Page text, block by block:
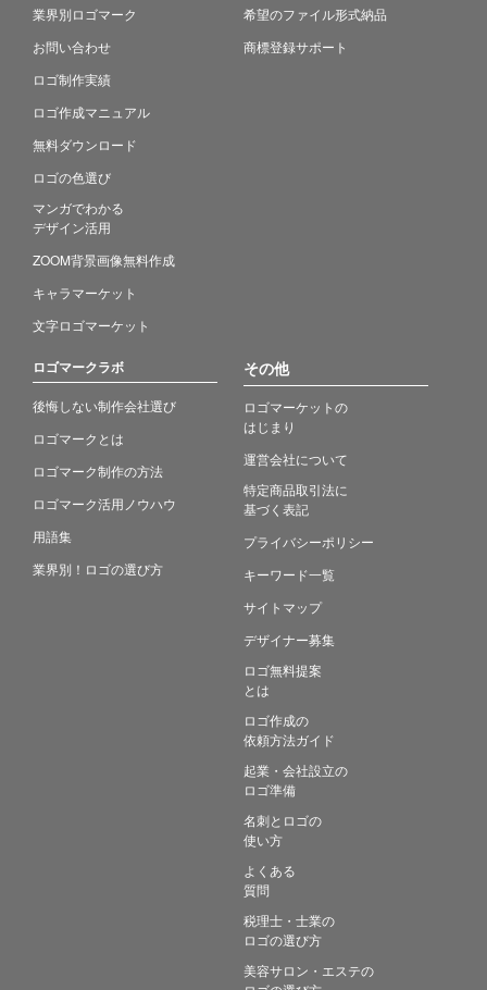
業界別ロゴマーク
お問い合わせ
ロゴ制作実績
ロゴ作成マニュアル
無料ダウンロード
ロゴの色選び
マンガでわかる
デザイン活用
ZOOM背景画像無料作成
キャラマーケット
文字ロゴマーケット
希望のファイル形式納品
商標登録サポート
ロゴマークラボ
後悔しない制作会社選び
ロゴマークとは
ロゴマーク制作の方法
ロゴマーク活用ノウハウ
用語集
業界別！ロゴの選び方
その他
ロゴマーケットの
はじまり
運営会社について
特定商品取引法に
基づく表記
プライバシーポリシー
キーワード一覧
サイトマップ
デザイナー募集
ロゴ無料提案
とは
ロゴ作成の
依頼方法ガイド
起業・会社設立の
ロゴ準備
名刺とロゴの
使い方
よくある
質問
税理士・士業の
ロゴの選び方
美容サロン・エステの